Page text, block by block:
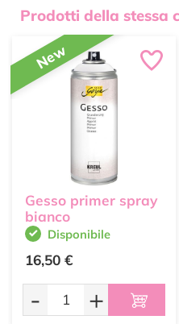
Prodotti della stessa
New
Gesso primer spray
bianco
Disponibile
16,50 €
- +